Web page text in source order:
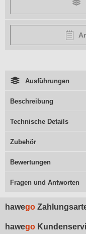
Ausführungen
Beschreibung
Technische Details
Zubehör
Bewertungen
Fragen und Antworten
hawego
hawego